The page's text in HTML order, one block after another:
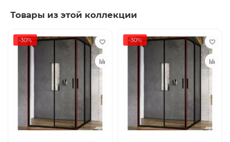
Товары из этой коллекции
-30% -30%